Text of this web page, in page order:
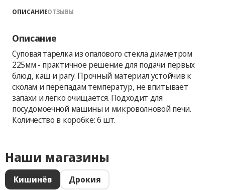
ОПИСАНИЕОТЗЫВЫ
Описание
Суповая тарелка из опалового стекла диаметром
225мм - практичное решение для подачи первых
блюд, каш и рагу. Прочный материал устойчив к
сколам и перепадам температур, не впитывает
запахи и легко очищается. Подходит для
посудомоечной машины и микроволновой печи.
Количество в коробке: 6 шт.
Наши магазины
Кишинёв Дрокия